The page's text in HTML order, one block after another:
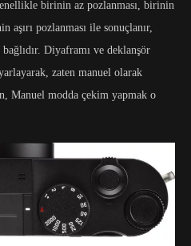
birinin az pozlanması, birinin
aşırı pozlanması ile sonuçlanır,
bağlıdır. Diyaframı ve deklanşör
zaten manuel olarak
Manuel modda çekim yapmak o